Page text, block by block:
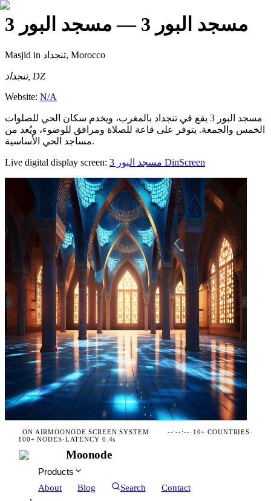
مسجد البور 3 — مسجد البور 3
Masjid in تنجداد, Morocco
تنجداد, DZ
Website: N/A
مسجد البور 3 يقع في تنجداد بالمغرب، ويخدم سكان الحي للصلوات
الخمس والجمعة. يتوفر على قاعة للصلاة ومرافق للوضوء، ويُعد من
مساجد الحي الأساسية.
Live digital display screen: مسجد البور 3 DinScreen
ON AIRMOONODE SCREEN SYSTEM --:--:--· 10+ COUNTRIES·
100+ NODES·LATENCY 0.4s
Moonode
Products
About
Blog Search Contact